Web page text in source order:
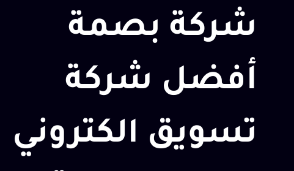
شركة بصمة
أفضل شركة
تسويق الكتروني